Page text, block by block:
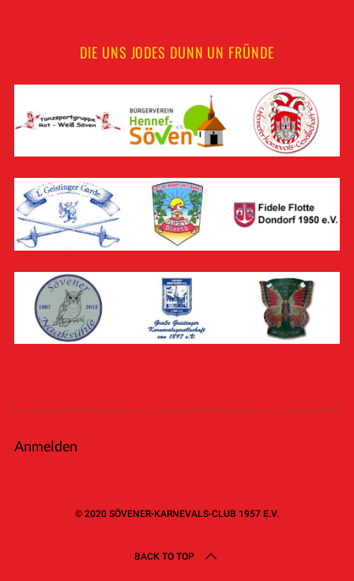
DIE UNS JODES DUNN UN FRÜNDE
Anmelden
© 2020 SÖVENER-KARNEVALS-CLUB 1957 E.V.
BACK TO TOP